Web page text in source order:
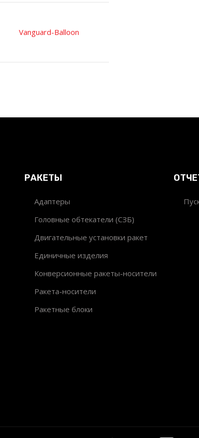
Vanguard-Balloon
РАКЕТЫ
Адаптеры
Головные обтекатели (СЗБ)
Двигательные установки ракет
Единичные изделия
Конверсионные ракеты-носители
Ракета-носители
Ракетные блоки